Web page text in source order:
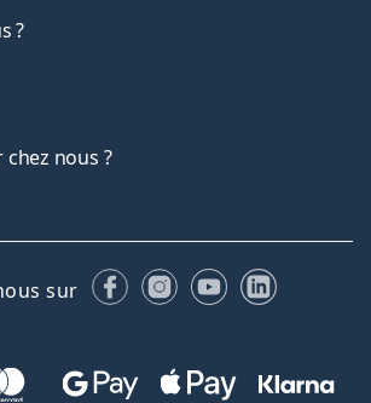
?
nous ?
sur FacebookInstagram
YouTubeLinkedIn